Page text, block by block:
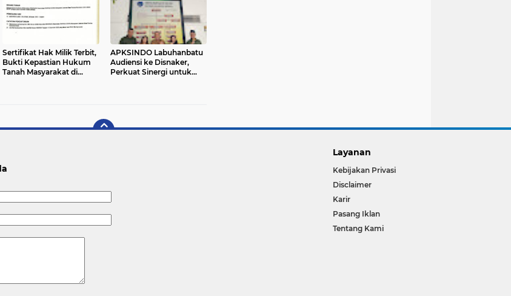
Sertifikat Hak Milik Terbit,
Bukti Kepastian Hukum
Tanah Masyarakat di
APKSINDO Labuhanbatu
Audiensi ke Disnaker,
Perkuat Sinergi untuk
Layanan
Kebijakan Privasi
Disclaimer
Karir
Pasang Iklan
Tentang Kami